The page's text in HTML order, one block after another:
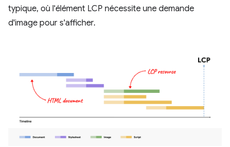
typique, où l'élément LCP nécessite une demande
d'image pour s'afficher.